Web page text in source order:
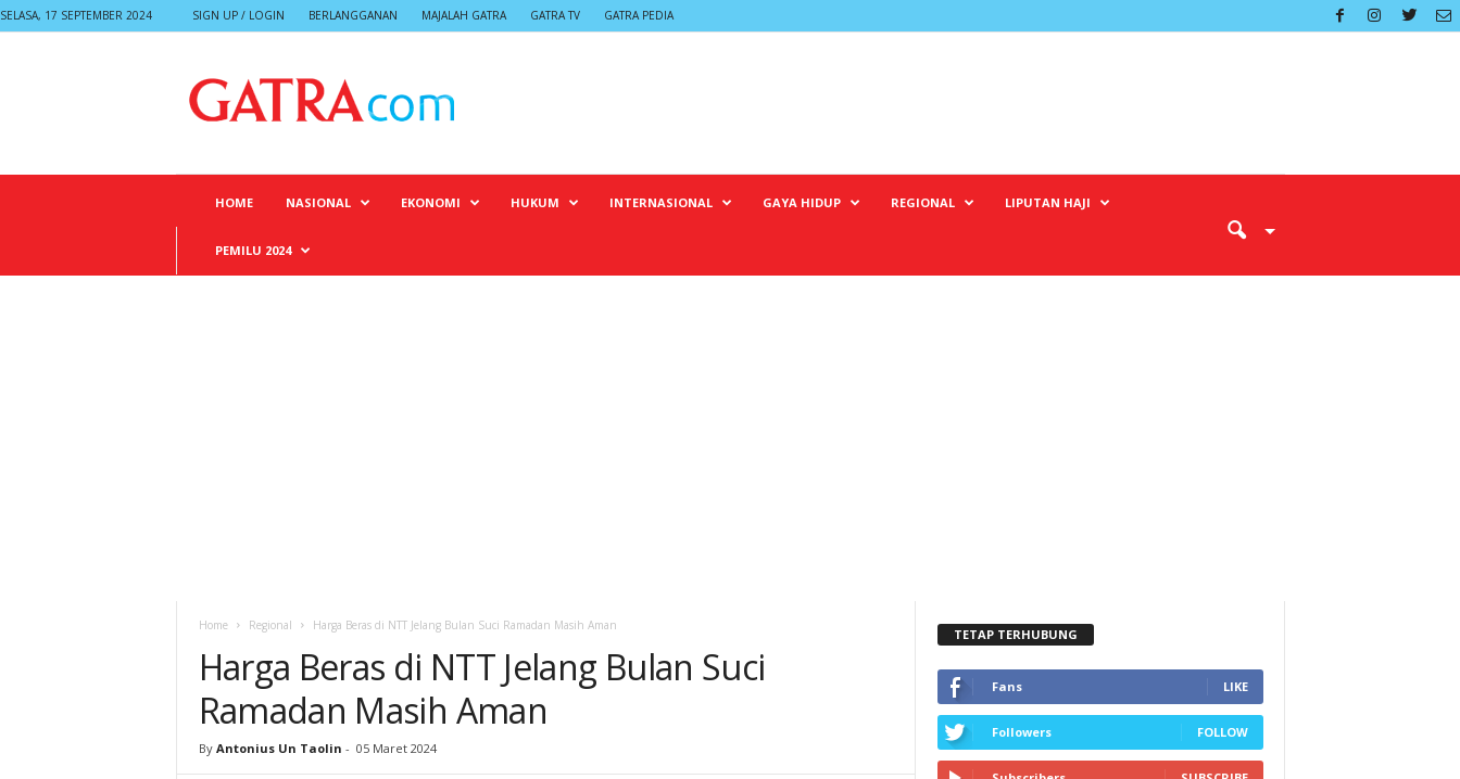
SELASA, 17 SEPTEMBER 2024 SIGN UP / LOGIN BERLANGGANAN MAJALAH GATRA GATRA TV GATRA PEDIA
HOME NASIONAL EKONOMI HUKUM INTERNASIONAL GAYA HIDUP REGIONAL LIPUTAN HAJI
PEMILU 2024
Home Regional Harga Beras di NTT Jelang Bulan Suci Ramadan Masih Aman
Harga Beras di NTT Jelang Bulan Suci
Ramadan Masih Aman
By Antonius Un Taolin - 05 Maret 2024
TETAP TERHUBUNG
Fans LIKE
Followers FOLLOW